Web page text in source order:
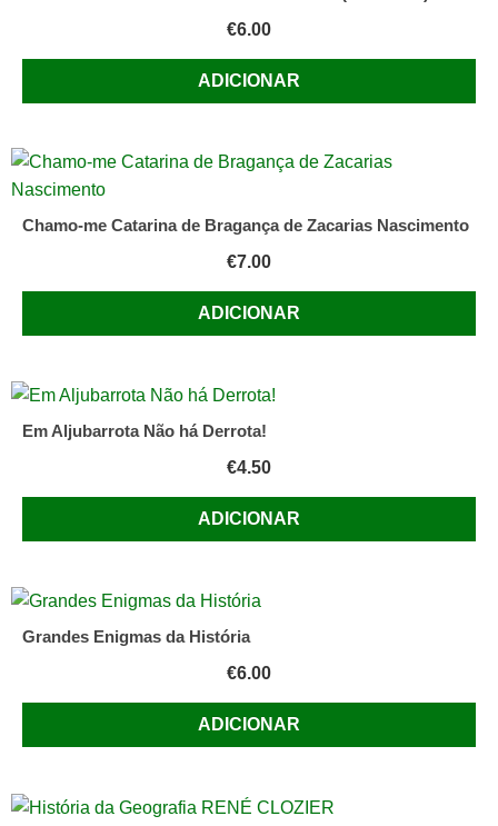
€6.00
ADICIONAR
Chamo-me Catarina de Bragança de Zacarias Nascimento
€7.00
ADICIONAR
Em Aljubarrota Não há Derrota!
€4.50
ADICIONAR
Grandes Enigmas da História
€6.00
ADICIONAR